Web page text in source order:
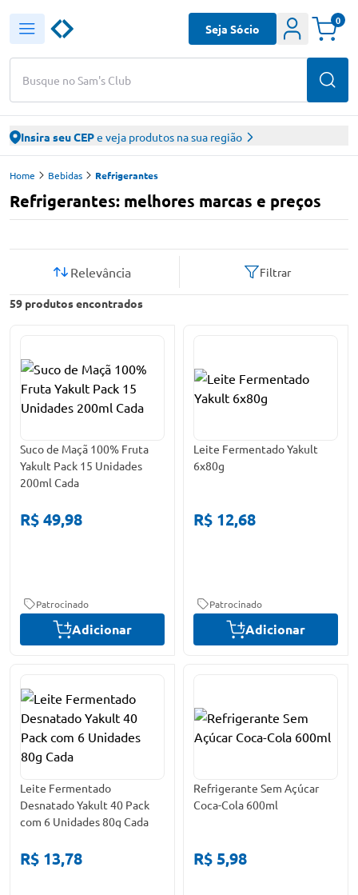
Busque no Sam's Club
Seja Sócio
0
Insira seu CEPe veja produtos na sua região
Home Bebidas Refrigerantes
Refrigerantes: melhores marcas e preços
59 produtos encontrados
Relevância Filtrar
Suco de Maçã 100% Fruta
Yakult Pack 15 Unidades
200ml Cada
R$ 49,98
Patrocinado
Adicionar
Leite Fermentado Yakult
6x80g
R$ 12,68
Patrocinado
Adicionar
Leite Fermentado
Desnatado Yakult 40 Pack
com 6 Unidades 80g Cada
R$ 13,78
Refrigerante Sem Açúcar
Coca-Cola 600ml
R$ 5,98